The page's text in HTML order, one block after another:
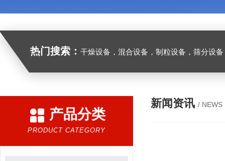
热门搜索： 干燥设备，混合设备，制粒设备，筛分设
产品分类
PRODUCT CATEGORY
新闻资讯 / NEWS